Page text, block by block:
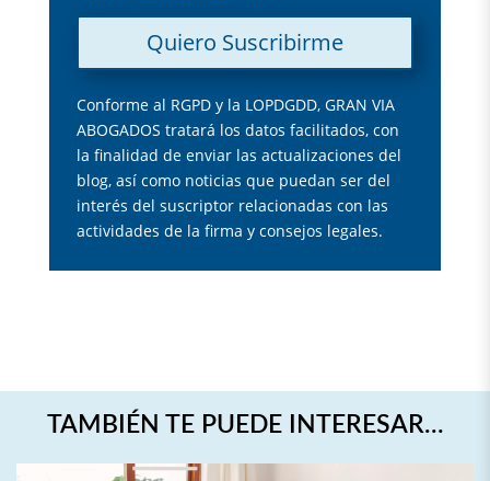
Quiero Suscribirme
Conforme al RGPD y la LOPDGDD, GRAN VIA
ABOGADOS tratará los datos facilitados, con
la finalidad de enviar las actualizaciones del
blog, así como noticias que puedan ser del
interés del suscriptor relacionadas con las
actividades de la firma y consejos legales.
TAMBIÉN TE PUEDE INTERESAR…